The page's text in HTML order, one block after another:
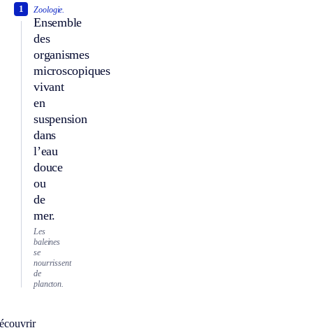
Zoologie.
Ensemble
des
organismes
microscopiques
vivant
en
suspension
dans
l’eau
douce
ou
de
mer.
1
Les
baleines
se
nourrissent
de
plancton.